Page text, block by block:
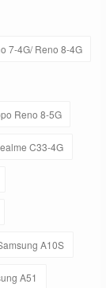
7-4G/ Reno 8-4G
Reno 8-5G
C33-4G
A10S
A51